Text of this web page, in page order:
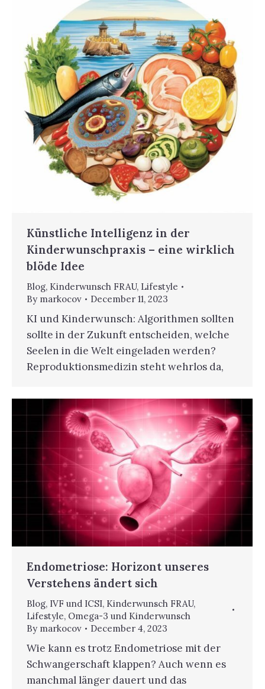
Künstliche Intelligenz in der
Kinderwunschpraxis – eine wirklich
blöde Idee
Blog, Kinderwunsch FRAU, Lifestyle
By markocov December 11, 2023
KI und Kinderwunsch: Algorithmen sollten
sollte in der Zukunft entscheiden, welche
Seelen in die Welt eingeladen werden?
Reproduktionsmedizin steht wehrlos da,
Endometriose: Horizont unseres
Verstehens ändert sich
Blog, IVF und ICSI, Kinderwunsch FRAU,
Lifestyle, Omega-3 und Kinderwunsch
By markocov December 4, 2023
Wie kann es trotz Endometriose mit der
Schwangerschaft klappen? Auch wenn es
manchmal länger dauert und das